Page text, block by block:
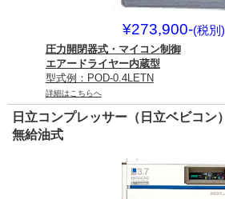
¥273,900-(税別)
圧力開閉器式・マイコン制御
エアードライヤー内蔵型
型式例：POD-0.4LETN
詳細はこちらへ
日立コンプレッサー（日立ベビコン）
無給油式